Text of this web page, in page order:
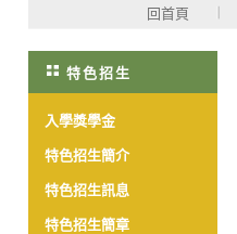
回首頁
特色招生
入學獎學金
特色招生簡介
特色招生訊息
特色招生簡章